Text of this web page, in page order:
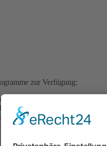
zur Verfügung:
viele Funktionen aus Word
und importiert Excel-,
werden. Dies geschieht
versendet werden.